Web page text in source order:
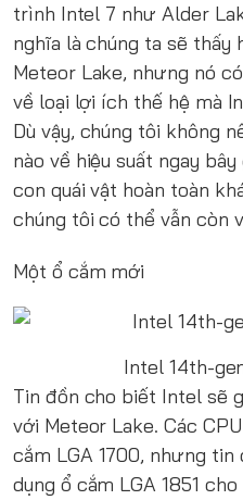
trình Intel 7 như Alder
nghĩa là chúng ta sẽ
Meteor Lake, nhưng nó
về loại lợi ích thế hệ mà
Dù vậy, chúng tôi không
nào về hiệu suất ngay
con quái vật hoàn toàn
chúng tôi có thể vẫn còn
Một ổ cắm mới
Intel 14th-
Tin đồn cho biết Intel sẽ
với Meteor Lake. Các
cắm LGA 1700, nhưng
dụng ổ cắm LGA 1851